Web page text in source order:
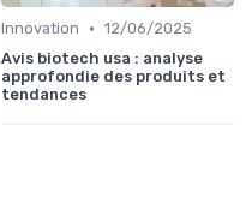
Innovation • 12/06/2025
Avis biotech usa : analyse
approfondie des produits et
tendances